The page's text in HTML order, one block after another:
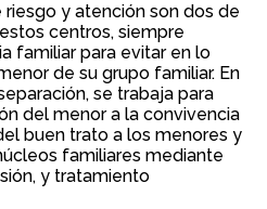
y atención son dos de
centros, siempre
familiar para evitar en lo
de su grupo familiar. En
se trabaja para
del menor a la convivencia
buen trato a los menores y
familiares mediante
y tratamiento